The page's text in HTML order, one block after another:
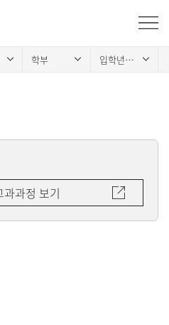
학부 입학년도별 교과과정
과정 보기